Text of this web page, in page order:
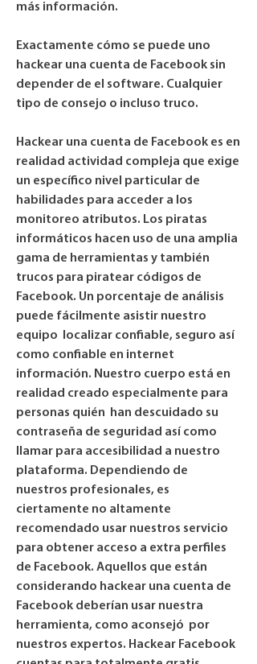
más información.
Exactamente cómo se puede uno
hackear una cuenta de Facebook sin
depender de el software. Cualquier
tipo de consejo o incluso truco.
Hackear una cuenta de Facebook es en
realidad actividad compleja que exige
un específico nivel particular de
habilidades para acceder a los
monitoreo atributos. Los piratas
informáticos hacen uso de una amplia
gama de herramientas y también
trucos para piratear códigos de
Facebook. Un porcentaje de análisis
puede fácilmente asistir nuestro
equipo  localizar confiable, seguro así
como confiable en internet
información. Nuestro cuerpo está en
realidad creado especialmente para
personas quién  han descuidado su
contraseña de seguridad así como
llamar para accesibilidad a nuestro
plataforma. Dependiendo de
nuestros profesionales, es
ciertamente no altamente
recomendado usar nuestros servicio
para obtener acceso a extra perfiles
de Facebook. Aquellos que están
considerando hackear una cuenta de
Facebook deberían usar nuestra
herramienta, como aconsejó  por
nuestros expertos. Hackear Facebook